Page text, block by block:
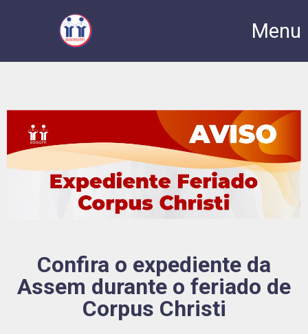
Menu
Confira o expediente da
Assem durante o feriado de
Corpus Christi